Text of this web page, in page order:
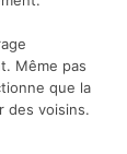
Même pas
que la
des voisins.